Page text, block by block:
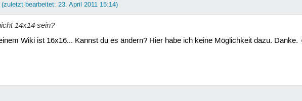
bearbeitet: 23. April 2011 15:14)
14x14 sein?
Wiki ist 16x16... Kannst du es ändern? Hier habe ich keine Möglichkeit dazu. Danke.